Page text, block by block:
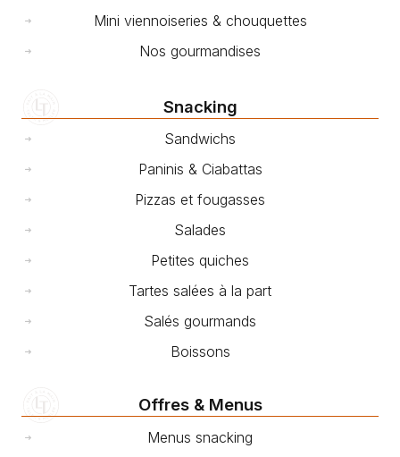
Mini viennoiseries & chouquettes
Nos gourmandises
Snacking
Sandwichs
Paninis & Ciabattas
Pizzas et fougasses
Salades
Petites quiches
Tartes salées à la part
Salés gourmands
Boissons
Offres & Menus
Menus snacking